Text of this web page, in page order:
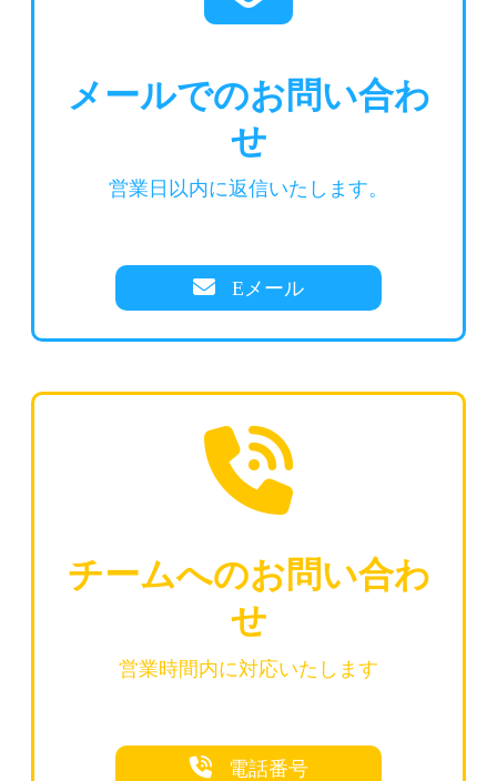
メールでのお問い合わ
せ
営業日以内に返信いたします。
Eメール
チームへのお問い合わ
せ
営業時間内に対応いたします
電話番号